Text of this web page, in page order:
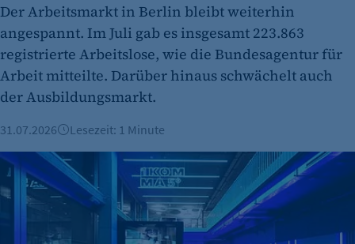
Der Arbeitsmarkt in Berlin bleibt weiterhin
angespannt. Im Juli gab es insgesamt 223.863
registrierte Arbeitslose, wie die Bundesagentur für
Arbeit mitteilte. Darüber hinaus schwächelt auch
der Ausbildungsmarkt.
31.07.2026 Lesezeit: 1 Minute
Globale Wege im Recruiting: Wie das Start-up 1Komma5°